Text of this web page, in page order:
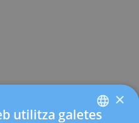
×
utilitza galetes